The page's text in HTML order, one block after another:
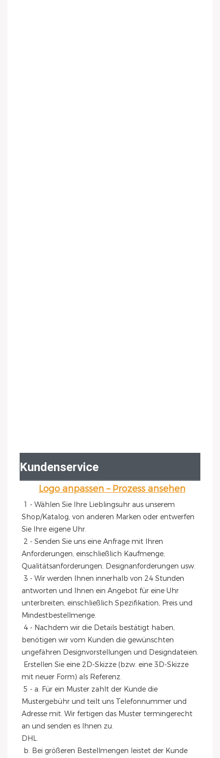
Kundenservice
Logo anpassen – Prozess ansehen
1 - Wählen Sie Ihre Lieblingsuhr aus unserem
Shop/Katalog, von anderen Marken oder entwerfen
Sie Ihre eigene Uhr.
Anforderungen, einschließlich Kaufmenge,
Qualitätsanforderungen, Designanforderungen usw.
antworten und Ihnen ein Angebot für eine Uhr
unterbreiten, einschließlich Spezifikation, Preis und
Mindestbestellmenge.
benötigen wir vom Kunden die gewünschten
ungefähren Designvorstellungen und Designdateien.
mit neuer Form) als Referenz.
Mustergebühr und teilt uns Telefonnummer und
Adresse mit. Wir fertigen das Muster termingerecht
an und senden es Ihnen zu.
DHL.